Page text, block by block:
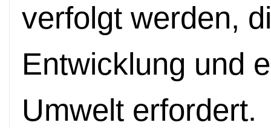
verfolgt werden,
Entwicklung und
Umwelt erfordert.